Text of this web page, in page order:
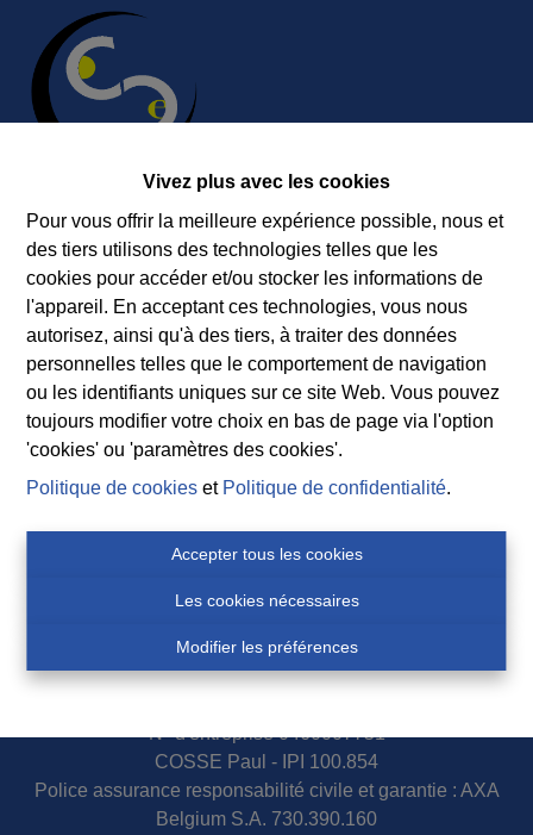
Vivez plus avec les cookies
Pour vous offrir la meilleure expérience possible, nous et
des tiers utilisons des technologies telles que les
cookies pour accéder et/ou stocker les informations de
l'appareil. En acceptant ces technologies, vous nous
autorisez, ainsi qu'à des tiers, à traiter des données
personnelles telles que le comportement de navigation
ou les identifiants uniques sur ce site Web. Vous pouvez
toujours modifier votre choix en bas de page via l'option
'cookies' ou 'paramètres des cookies'.
Politique de cookies et Politique de confidentialité.
Accepter tous les cookies
Les cookies nécessaires
Modifier les préférences
Contact
Immobilière Cosse
Rue Jean de Bohême 5
6940 DURBUY
Tel.:+32 86 218080
E-mail:info@cosseimmo.be
Suivez nos nouveaux biens, nos conseils immobiliers et
l’actualité de l’agence à Durbuy sur nos réseaux
sociaux.
N° d'entreprise 0460007751
COSSE Paul - IPI 100.854
Police assurance responsabilité civile et garantie : AXA
Belgium S.A. 730.390.160